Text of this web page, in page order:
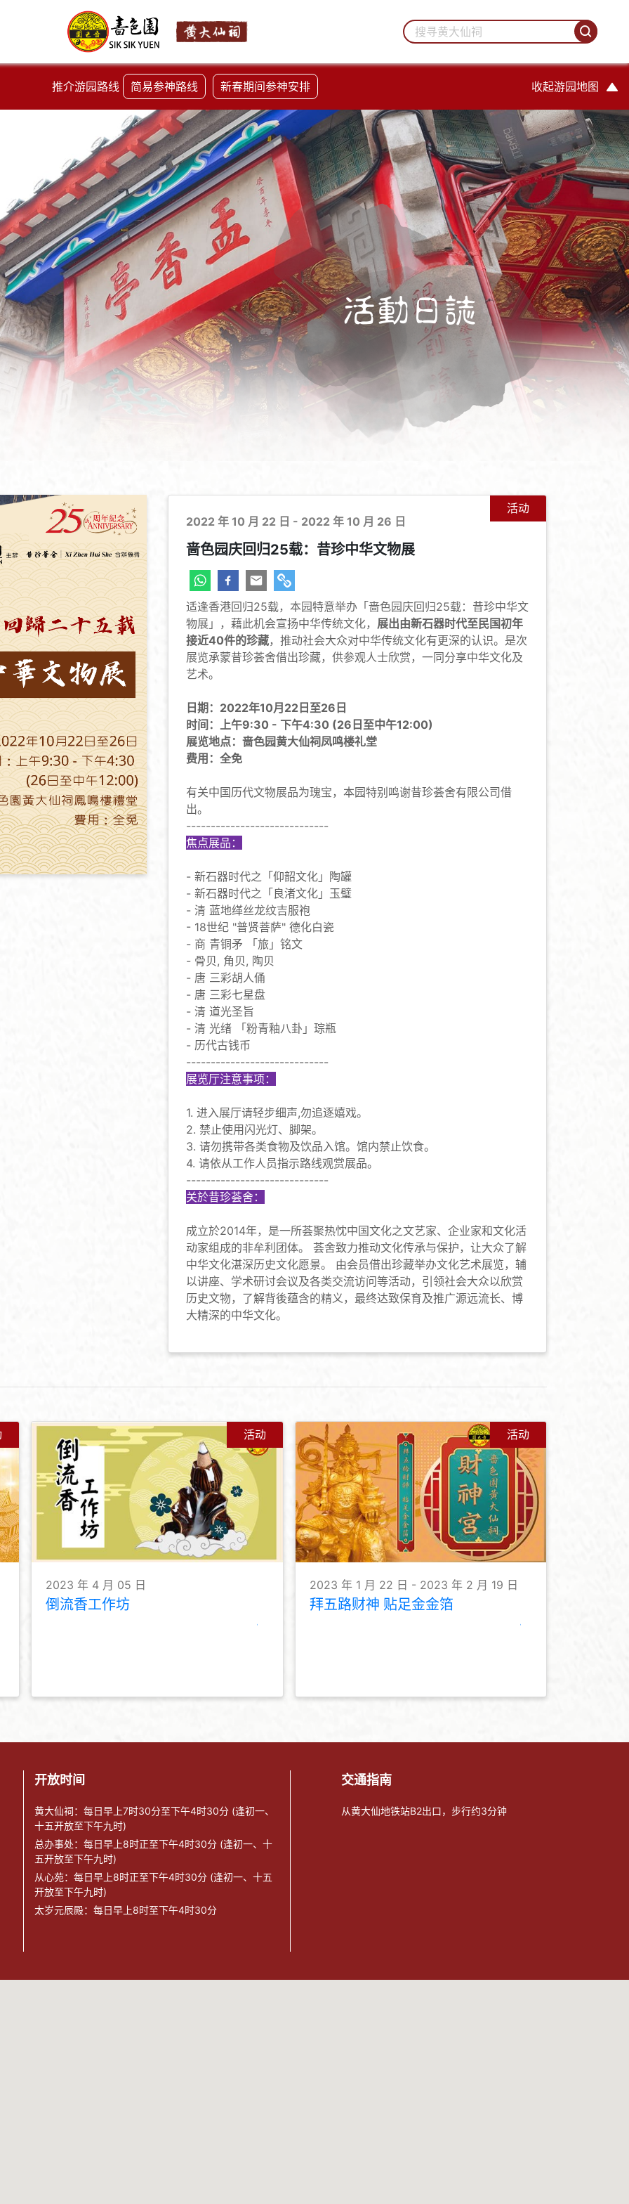
推介游园路线 简易参神路线 新春期间参神安排 收起游园地图
活動日誌
活动
2022 年 10 月 22 日 - 2022 年 10 月 26 日
啬色园庆回归25载：昔珍中华文物展
适逢香港回归25载，本园特意举办「啬色园庆回归25载：昔珍中华文
物展」，藉此机会宣扬中华传统文化， 展出由新石器时代至民国初年
接近40件的珍藏，推动社会大众对中华传统文化有更深的认识。是次
展览承蒙昔珍荟舍借出珍藏，供参观人士欣赏，一同分享中华文化及
艺术。
日期：2022年10月22日至26日
时间：上午9:30 - 下午4:30 (26日至中午12:00)
展览地点：啬色园黄大仙祠凤鸣楼礼堂
费用：全免
有关中国历代文物展品为瑰宝，本园特别鸣谢昔珍荟舍有限公司借
出。
-----------------------------
焦点展品：
- 新石器时代之「仰韶文化」陶罐
- 新石器时代之「良渚文化」玉璧
- 清 蓝地缂丝龙纹吉服袍
- 18世纪 "普贤菩萨" 德化白瓷
- 商 青铜矛 「旅」铭文
- 骨贝, 角贝, 陶贝
- 唐 三彩胡人俑
- 唐 三彩七星盘
- 清 道光圣旨
- 清 光绪 「粉青釉八卦」琮瓶
- 历代古钱币
-----------------------------
展览厅注意事项：
1. 进入展厅请轻步细声,勿追逐嬉戏。
2. 禁止使用闪光灯、脚架。
3. 请勿携带各类食物及饮品入馆。馆内禁止饮食。
4. 请依从工作人员指示路线观赏展品。
-----------------------------
关於昔珍荟舍：
成立於2014年，是一所荟聚热忱中国文化之文艺家、企业家和文化活
动家组成的非牟利团体。 荟舍致力推动文化传承与保护，让大众了解
中华文化湛深历史文化愿景。 由会员借出珍藏举办文化艺术展览，辅
以讲座、学术研讨会议及各类交流访问等活动，引领社会大众以欣赏
历史文物，了解背後蕴含的精义，最终达致保育及推广源远流长、博
大精深的中华文化。
活动
2023 年 4 月 05 日
倒流香工作坊
活动
2023 年 1 月 22 日 - 2023 年 2 月 19 日
拜五路财神 贴足金金箔
开放时间
黄大仙祠：每日早上7时30分至下午4时30分 (逢初一、
十五开放至下午九时)
总办事处：每日早上8时正至下午4时30分 (逢初一、十
五开放至下午九时)
从心苑：每日早上8时正至下午4时30分 (逢初一、十五
开放至下午九时)
太岁元辰殿：每日早上8时至下午4时30分
交通指南
从黄大仙地铁站B2出口，步行约3分钟